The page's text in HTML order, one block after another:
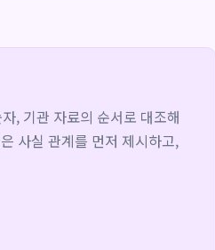
, 기관 자료의 순서로 대조해
사실 관계를 먼저 제시하고,